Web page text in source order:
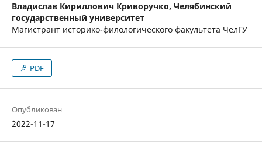
Владислав Кириллович Криворучко, Челябинский
государственный университет
Магистрант историко-филологического факультета ЧелГУ
PDF
Опубликован
2022-11-17